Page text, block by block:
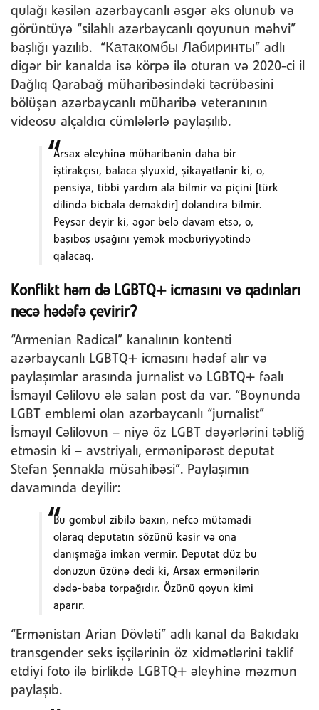
qulağı kəsilən azərbaycanlı əsgər əks olunub və
görüntüyə “silahlı azərbaycanlı qoyunun məhvi”
başlığı yazılıb. “Катакомбы Лабиринты” adlı
digər bir kanalda isə körpə ilə oturan və 2020-ci il
Dağlıq Qarabağ müharibəsindəki təcrübəsini
bölüşən azərbaycanlı müharibə veteranının
videosu alçaldıcı cümlələrlə paylaşılıb.
Arsax əleyhinə müharibənin daha bir
iştirakçısı, balaca şlyuxid, şikayətlənir ki, o,
pensiya, tibbi yardım ala bilmir və piçini [türk
dilində bicbala deməkdir] dolandıra bilmir.
Peysər deyir ki, əgər belə davam etsə, o,
başıboş uşağını yemək məcburiyyətində
qalacaq.
Konflikt həm də LGBTQ+ icmasını və qadınları
necə hədəfə çevirir?
“Armenian Radical” kanalının kontenti
azərbaycanlı LGBTQ+ icmasını hədəf alır və
paylaşımlar arasında jurnalist və LGBTQ+ fəalı
İsmayıl Cəlilovu ələ salan post da var. “Boynunda
LGBT emblemi olan azərbaycanlı “jurnalist”
İsmayıl Cəlilovun – niyə öz LGBT dəyərlərini təbliğ
etməsin ki – avstriyalı, ermənipərəst deputat
Stefan Şennakla müsahibəsi”. Paylaşımın
davamında deyilir:
Bu gombul zibilə baxın, nefcə mütəmadi
olaraq deputatın sözünü kəsir və ona
danışmağa imkan vermir. Deputat düz bu
donuzun üzünə dedi ki, Arsax ermənilərin
dədə-baba torpağıdır. Özünü qoyun kimi
aparır.
“Ermənistan Arian Dövləti” adlı kanal da Bakıdakı
transgender seks işçilərinin öz xidmətlərini təklif
etdiyi foto ilə birlikdə LGBTQ+ əleyhinə məzmun
paylaşıb.